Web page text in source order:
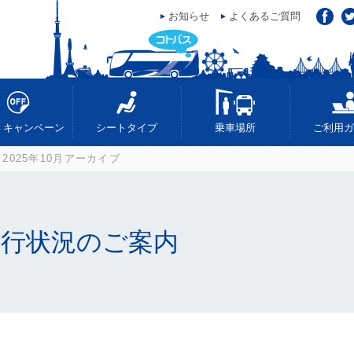
キャンペーン シートタイプ 乗車場所 ご利用
お知らせ よくあるご質問
年10月アーカイブ
状況のご案内